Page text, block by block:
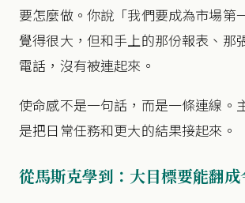
要怎麼做。你說「我們要成為市場第
覺得很大，但和手上的那份報表、那
電話，沒有被連起來。
使命感不是一句話，而是一條連線。
是把日常任務和更大的結果接起來。
從馬斯克學到：大目標要能翻